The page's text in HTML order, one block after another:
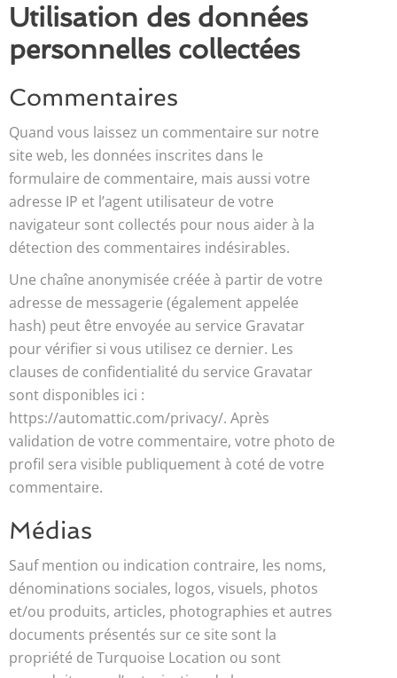
Utilisation des données
personnelles collectées
Commentaires
Quand vous laissez un commentaire sur notre
site web, les données inscrites dans le
formulaire de commentaire, mais aussi votre
adresse IP et l’agent utilisateur de votre
navigateur sont collectés pour nous aider à la
détection des commentaires indésirables.
Une chaîne anonymisée créée à partir de votre
adresse de messagerie (également appelée
hash) peut être envoyée au service Gravatar
pour vérifier si vous utilisez ce dernier. Les
clauses de confidentialité du service Gravatar
sont disponibles ici :
https://automattic.com/privacy/. Après
validation de votre commentaire, votre photo de
profil sera visible publiquement à coté de votre
commentaire.
Médias
Sauf mention ou indication contraire, les noms,
dénominations sociales, logos, visuels, photos
et/ou produits, articles, photographies et autres
documents présentés sur ce site sont la
propriété de Turquoise Location ou sont